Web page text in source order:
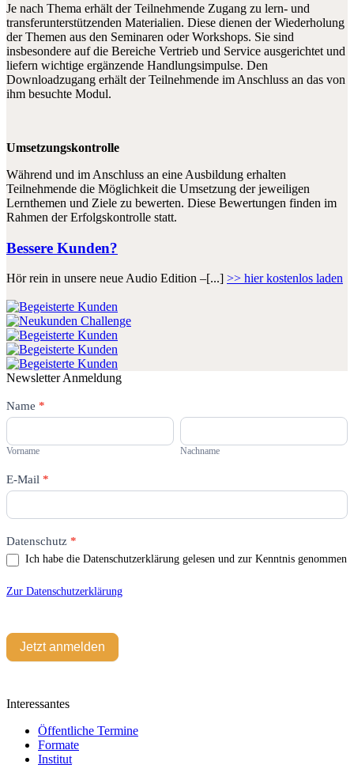
Je nach Thema erhält der Teilnehmende Zugang zu lern- und
transferunterstützenden Materialien. Diese dienen der Wiederholung
der Themen aus den Seminaren oder Workshops. Sie sind
insbesondere auf die Bereiche Vertrieb und Service ausgerichtet und
liefern wichtige ergänzende Handlungsimpulse. Den
Downloadzugang erhält der Teilnehmende im Anschluss an das von
ihm besuchte Modul.
Umsetzungskontrolle
Während und im Anschluss an eine Ausbildung erhalten
Teilnehmende die Möglichkeit die Umsetzung der jeweiligen
Lernthemen und Ziele zu bewerten. Diese Bewertungen finden im
Rahmen der Erfolgskontrolle statt.
Bessere Kunden?
Hör rein in unsere neue Audio Edition –[...] >> hier kostenlos laden
Newsletter Anmeldung
Newsletter
Name *
Vorname
Vorname
Nachname
Nachname
E-Mail *
Datenschutz *
Ich habe die Datenschutzerklärung gelesen und zur Kenntnis genommen
Zur Datenschutzerklärung
Jetzt anmelden
Falls
Du
bist,
dieses
Feld
Interessantes
Öffentliche Termine
Formate
Institut